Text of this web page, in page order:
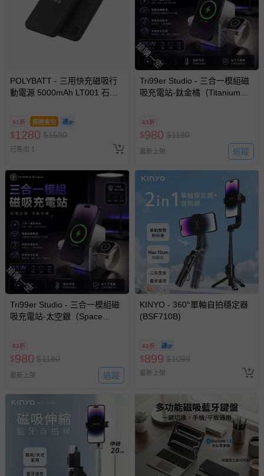
POLYBATT - 三用快充磁吸行
動電源 5000mAh LT001 石墨
81折 即將售完
$1280 $1580
已售出 1
搶購一空
Tri99er Studio - 三合一模組磁
吸充電站-鈦金橘（Titanium
83折
$980 $1180
最新上架 追蹤
搶購一空
Tri99er Studio - 三合一模組磁
吸充電站-太空銀（Space
83折
$980 $1180
最新上架 追蹤
KINYO - 360°單軸自拍穩定器
(BSF710B)
82折
$899 $1099
最新上架